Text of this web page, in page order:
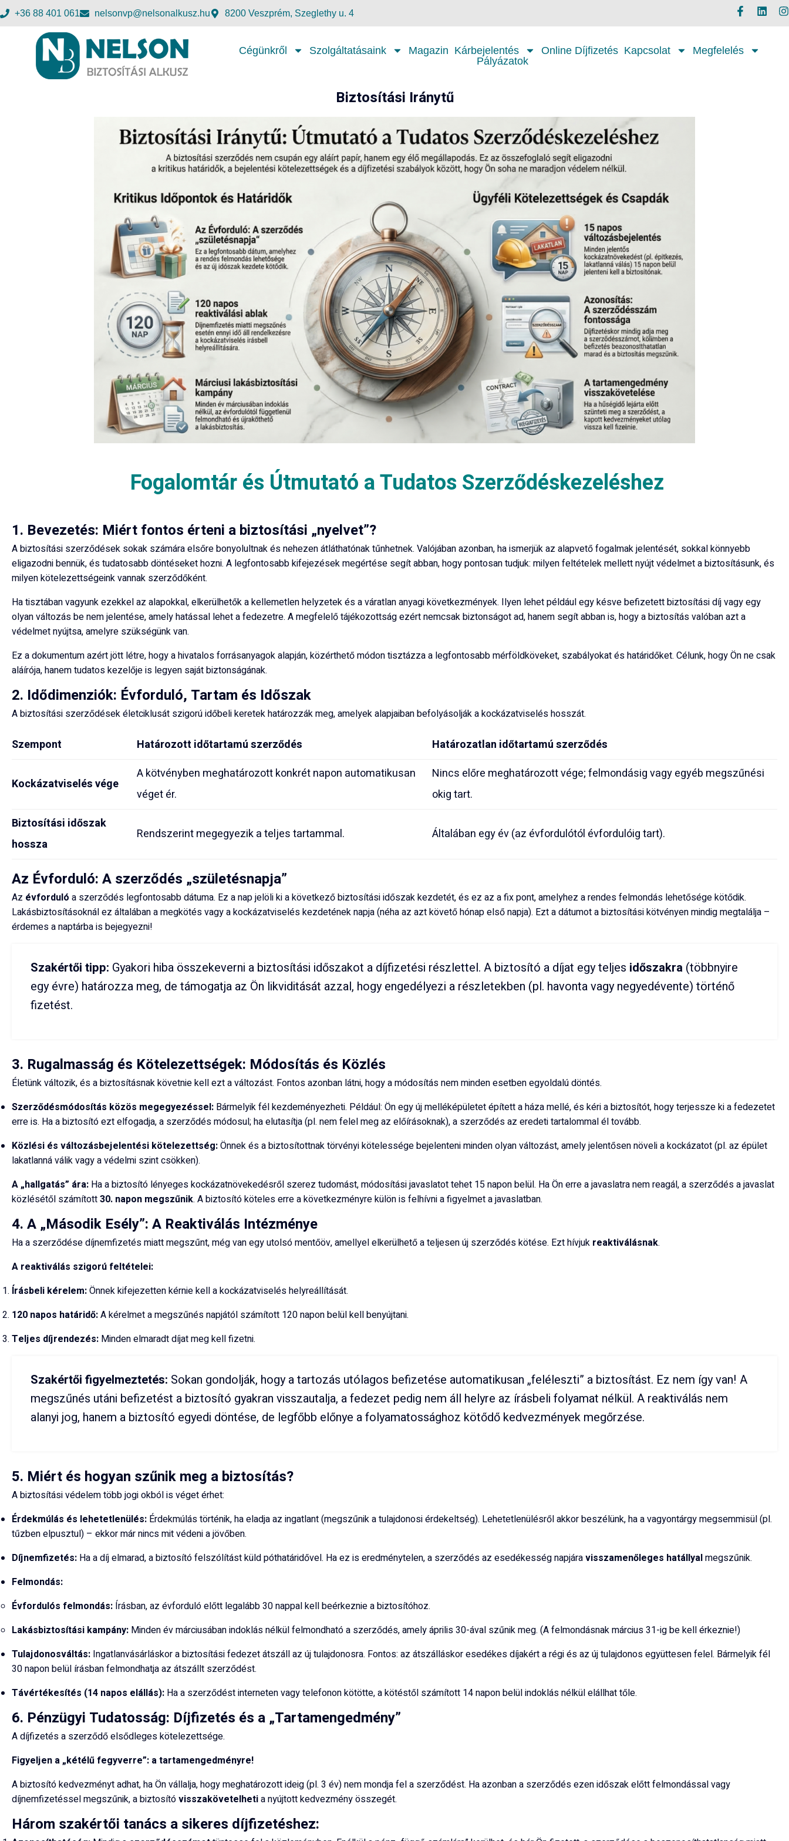
+36 88 401 061 nelsonvp@nelsonalkusz.hu 8200 Veszprém, Szeglethy u. 4
Cégünkről Szolgáltatásaink Magazin Kárbejelentés Online Díjfizetés Kapcsolat
Megfelelés
Pályázatok
Biztosítási Iránytű
Fogalomtár és Útmutató a Tudatos Szerződéskezeléshez
1. Bevezetés: Miért fontos érteni a biztosítási „nyelvet”?
A biztosítási szerződések sokak számára elsőre bonyolultnak és nehezen átláthatónak tűnhetnek. Valójában azonban, ha ismerjük az alapvető fogalmak jelentését, sokkal könnyebb
eligazodni bennük, és tudatosabb döntéseket hozni. A legfontosabb kifejezések megértése segít abban, hogy pontosan tudjuk: milyen feltételek mellett nyújt védelmet a biztosításunk, és
milyen kötelezettségeink vannak szerződőként.
Ha tisztában vagyunk ezekkel az alapokkal, elkerülhetők a kellemetlen helyzetek és a váratlan anyagi következmények. Ilyen lehet például egy késve befizetett biztosítási díj vagy egy
olyan változás be nem jelentése, amely hatással lehet a fedezetre. A megfelelő tájékozottság ezért nemcsak biztonságot ad, hanem segít abban is, hogy a biztosítás valóban azt a
védelmet nyújtsa, amelyre szükségünk van.
Ez a dokumentum azért jött létre, hogy a hivatalos forrásanyagok alapján, közérthető módon tisztázza a legfontosabb mérföldköveket, szabályokat és határidőket. Célunk, hogy Ön ne csak
aláírója, hanem tudatos kezelője is legyen saját biztonságának.
2. Idődimenziók: Évforduló, Tartam és Időszak
A biztosítási szerződések életciklusát szigorú időbeli keretek határozzák meg, amelyek alapjaiban befolyásolják a kockázatviselés hosszát.
Szempont Határozott időtartamú szerződés Határozatlan időtartamú szerződés
Kockázatviselés vége
A kötvényben meghatározott konkrét napon automatikusan
véget ér.
Nincs előre meghatározott vége; felmondásig vagy egyéb megszűnési
okig tart.
Biztosítási időszak
hossza
Rendszerint megegyezik a teljes tartammal. Általában egy év (az évfordulótól évfordulóig tart).
Az Évforduló: A szerződés „születésnapja”
Az évforduló a szerződés legfontosabb dátuma. Ez a nap jelöli ki a következő biztosítási időszak kezdetét, és ez az a fix pont, amelyhez a rendes felmondás lehetősége kötődik.
Lakásbiztosításoknál ez általában a megkötés vagy a kockázatviselés kezdetének napja (néha az azt követő hónap első napja). Ezt a dátumot a biztosítási kötvényen mindig megtalálja –
érdemes a naptárba is bejegyezni!
Szakértői tipp: Gyakori hiba összekeverni a biztosítási időszakot a díjfizetési részlettel. A biztosító a díjat egy teljes időszakra (többnyire
egy évre) határozza meg, de támogatja az Ön likviditását azzal, hogy engedélyezi a részletekben (pl. havonta vagy negyedévente) történő
fizetést.
3. Rugalmasság és Kötelezettségek: Módosítás és Közlés
Életünk változik, és a biztosításnak követnie kell ezt a változást. Fontos azonban látni, hogy a módosítás nem minden esetben egyoldalú döntés.
Szerződésmódosítás közös megegyezéssel: Bármelyik fél kezdeményezheti. Például: Ön egy új melléképületet épített a háza mellé, és kéri a biztosítót, hogy terjessze ki a fedezetet
erre is. Ha a biztosító ezt elfogadja, a szerződés módosul; ha elutasítja (pl. nem felel meg az előírásoknak), a szerződés az eredeti tartalommal él tovább.
Közlési és változásbejelentési kötelezettség:Önnek és a biztosítottnak törvényi kötelessége bejelenteni minden olyan változást, amely jelentősen növeli a kockázatot (pl. az épület
lakatlanná válik vagy a védelmi szint csökken).
A „hallgatás” ára: Ha a biztosító lényeges kockázatnövekedésről szerez tudomást, módosítási javaslatot tehet 15 napon belül. Ha Ön erre a javaslatra nem reagál, a szerződés a javaslat
közlésétől számított30. napon megszűnik. A biztosító köteles erre a következményre külön is felhívni a figyelmet a javaslatban.
4. A „Második Esély”: A Reaktiválás Intézménye
Ha a szerződése díjnemfizetés miatt megszűnt, még van egy utolsó mentőöv, amellyel elkerülhető a teljesen új szerződés kötése. Ezt hívjuk reaktiválásnak.
A reaktiválás szigorú feltételei:
Írásbeli kérelem:Önnek kifejezetten kérnie kell a kockázatviselés helyreállítását.
120 napos határidő:A kérelmet a megszűnés napjától számított 120 napon belül kell benyújtani.
Teljes díjrendezés: Minden elmaradt díjat meg kell fizetni.
Szakértői figyelmeztetés: Sokan gondolják, hogy a tartozás utólagos befizetése automatikusan „feléleszti” a biztosítást. Ez nem így van! A
megszűnés utáni befizetést a biztosító gyakran visszautalja, a fedezet pedig nem áll helyre az írásbeli folyamat nélkül. A reaktiválás nem
alanyi jog, hanem a biztosító egyedi döntése, de legfőbb előnye a folyamatossághoz kötődő kedvezmények megőrzése.
5. Miért és hogyan szűnik meg a biztosítás?
A biztosítási védelem több jogi okból is véget érhet:
Érdekmúlás és lehetetlenülés: Érdekmúlás történik, ha eladja az ingatlant (megszűnik a tulajdonosi érdekeltség). Lehetetlenülésről akkor beszélünk, ha a vagyontárgy megsemmisül (pl.
tűzben elpusztul) – ekkor már nincs mit védeni a jövőben.
Díjnemfizetés: Ha a díj elmarad, a biztosító felszólítást küld póthatáridővel. Ha ez is eredménytelen, a szerződés az esedékesség napjáravisszamenőleges hatállyalmegszűnik.
Felmondás:
Évfordulós felmondás: Írásban, az évforduló előtt legalább 30 nappal kell beérkeznie a biztosítóhoz.
Lakásbiztosítási kampány: Minden év márciusában indoklás nélkül felmondható a szerződés, amely április 30-ával szűnik meg. (A felmondásnak március 31-ig be kell érkeznie!)
Tulajdonosváltás: Ingatlanvásárláskor a biztosítási fedezet átszáll az új tulajdonosra. Fontos: az átszálláskor esedékes díjakért a régi és az új tulajdonos együttesen felel. Bármelyik fél
30 napon belül írásban felmondhatja az átszállt szerződést.
Távértékesítés (14 napos elállás): Ha a szerződést interneten vagy telefonon kötötte, a kötéstől számított 14 napon belül indoklás nélkül elállhat tőle.
6. Pénzügyi Tudatosság: Díjfizetés és a „Tartamengedmény”
A díjfizetés a szerződő elsődleges kötelezettsége.
Figyeljen a „kétélű fegyverre”: a tartamengedményre!
A biztosító kedvezményt adhat, ha Ön vállalja, hogy meghatározott ideig (pl. 3 év) nem mondja fel a szerződést. Ha azonban a szerződés ezen időszak előtt felmondással vagy
díjnemfizetéssel megszűnik, a biztosítóvisszakövetelhetia nyújtott kedvezmény összegét.
Három szakértői tanács a sikeres díjfizetéshez: